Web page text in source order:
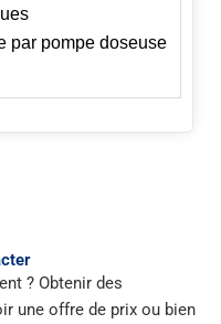
par pompe doseuse
? Obtenir des
une offre de prix ou bien